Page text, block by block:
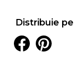
Distribuie pe